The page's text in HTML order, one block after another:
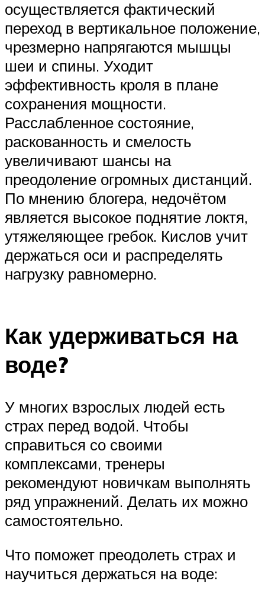
осуществляется фактический
переход в вертикальное положение,
чрезмерно напрягаются мышцы
шеи и спины. Уходит
эффективность кроля в плане
сохранения мощности.
Расслабленное состояние,
раскованность и смелость
увеличивают шансы на
преодоление огромных дистанций.
По мнению блогера, недочётом
является высокое поднятие локтя,
утяжеляющее гребок. Кислов учит
держаться оси и распределять
нагрузку равномерно.
Как удерживаться на
воде?
У многих взрослых людей есть
страх перед водой. Чтобы
справиться со своими
комплексами, тренеры
рекомендуют новичкам выполнять
ряд упражнений. Делать их можно
самостоятельно.
Что поможет преодолеть страх и
научиться держаться на воде: